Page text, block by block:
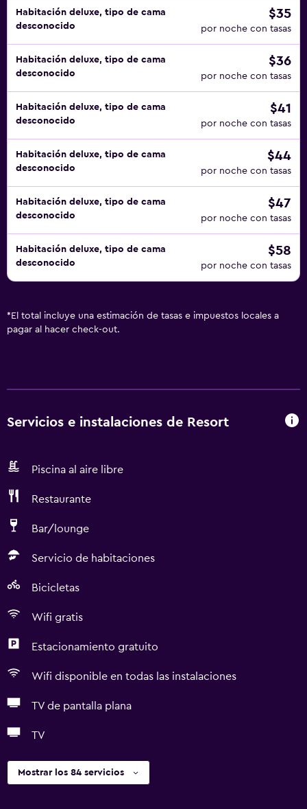
Habitación deluxe, tipo de cama
desconocido
$35
por noche con tasas
Habitación deluxe, tipo de cama
desconocido
$36
por noche con tasas
Habitación deluxe, tipo de cama
desconocido
$41
por noche con tasas
Habitación deluxe, tipo de cama
desconocido
$44
por noche con tasas
Habitación deluxe, tipo de cama
desconocido
$47
por noche con tasas
Habitación deluxe, tipo de cama
desconocido
$58
por noche con tasas
* El total incluye una estimación de tasas e impuestos locales a
pagar al hacer check-out.
Servicios e instalaciones de Resort
Piscina al aire libre
Restaurante
Bar/lounge
Servicio de habitaciones
Bicicletas
Wifi gratis
Estacionamiento gratuito
Wifi disponible en todas las instalaciones
TV de pantalla plana
TV
Mostrar los 84 servicios